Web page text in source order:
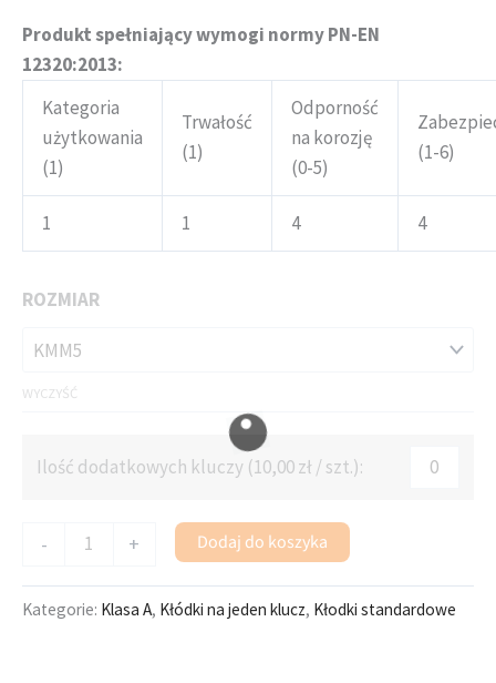
Produkt spełniający wymogi normy PN-EN
12320:2013:
Kategoria
użytkowania
(1)
Trwałość
(1)
Odporność
na korozję
(0-5)
(1-6)
1 1 4 4
ROZMIAR
WYCZYŚĆ
Ilość dodatkowych kluczy (10,00zł / szt.):
-
ilość
System
jednego
nierdzewna
51
+ Dodaj do koszyka
Kategorie: Klasa A, Kłódki na jeden klucz, Kłodki standardowe